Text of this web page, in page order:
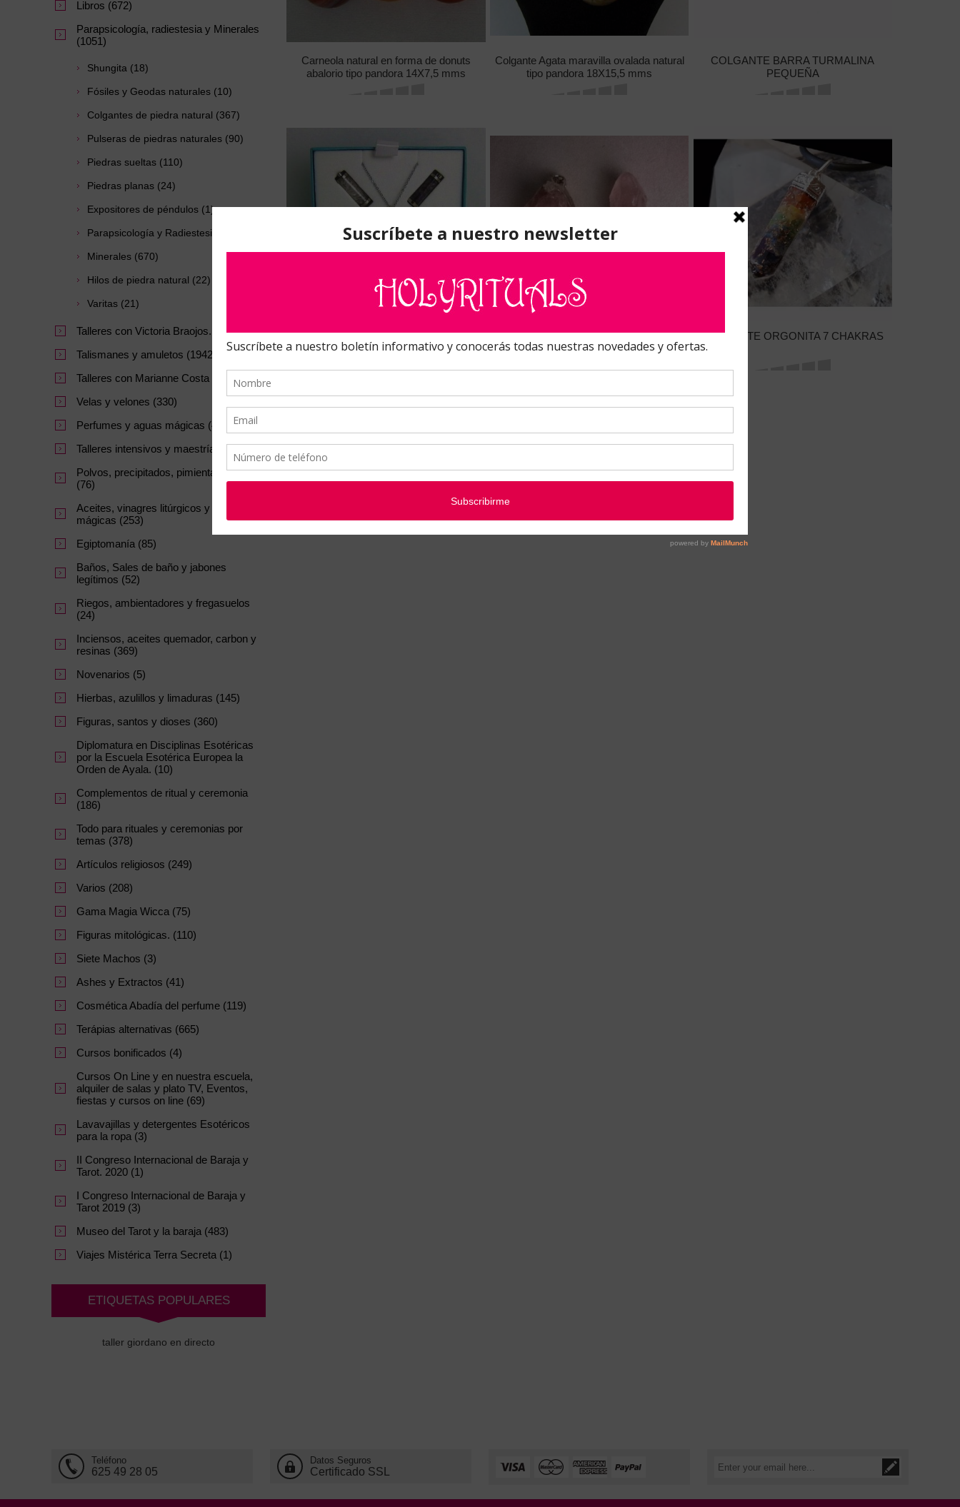
Carneola natural en forma de donuts
abalorio tipo pandora 14X7,5 mms
Colgante Agata maravilla ovalada natural
tipo pandora 18X15,5 mms
COLGANTE BARRA TURMALINA
PEQUEÑA
COLGANTE CRISTAL PIEDRAS
NATURALES INTERCAMBIABLES
COLGANTE CUARZO ROSA ZAMAK COLGANTE ORGONITA 7 CHAKRAS
Libros (672)
Parapsicología, radiestesia y Minerales
(1051)
Shungita (18)
Fósiles y Geodas naturales (10)
Colgantes de piedra natural (367)
Pulseras de piedras naturales (90)
Piedras sueltas (110)
Piedras planas (24)
Expositores de péndulos (1)
Parapsicología y Radiestesia (125)
Minerales (670)
Hilos de piedra natural (22)
Varitas (21)
Talleres con Victoria Braojos. (10)
Talismanes y amuletos (1942)
Talleres con Marianne Costa (27)
Velas y velones (330)
Perfumes y aguas mágicas (47)
Talleres intensivos y maestrías. (64)
Polvos, precipitados, pimientas y sales
(76)
Aceites, vinagres litúrgicos y tintas
mágicas (253)
Egiptomanía (85)
Baños, Sales de baño y jabones
legítimos (52)
Riegos, ambientadores y fregasuelos
(24)
Inciensos, aceites quemador, carbon y
resinas (369)
Novenarios (5)
Hierbas, azulillos y limaduras (145)
Figuras, santos y dioses (360)
Diplomatura en Disciplinas Esotéricas
por la Escuela Esotérica Europea la
Orden de Ayala. (10)
Complementos de ritual y ceremonia
(186)
Todo para rituales y ceremonias por
temas (378)
Artículos religiosos (249)
Varios (208)
Gama Magia Wicca (75)
Figuras mitológicas. (110)
Siete Machos (3)
Ashes y Extractos (41)
Cosmética Abadía del perfume (119)
Terápias alternativas (665)
Cursos bonificados (4)
Cursos On Line y en nuestra escuela,
alquiler de salas y plato TV, Eventos,
fiestas y cursos on line (69)
Lavavajillas y detergentes Esotéricos
para la ropa (3)
II Congreso Internacional de Baraja y
Tarot. 2020 (1)
I Congreso Internacional de Baraja y
Tarot 2019 (3)
Museo del Tarot y la baraja (483)
Viajes Mistérica Terra Secreta (1)
ETIQUETAS POPULARES
taller giordano en directo
Teléfono
625 49 28 05
Datos Seguros
Certificado SSL